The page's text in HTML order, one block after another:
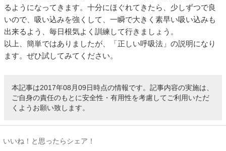
るようになってきます。十分にほぐれてきたら、少しずつで良
いので、吸い込みを強くして、一瞬で大きく素早い吸い込みも
出来るよう、毎日根気よく訓練して行きましょう。
以上、簡単ではありましたが、「正しい呼吸法」の説明になり
ます。ぜひ試してみてください。
本記事は2017年08月09日時点の情報です。記事内容の実施は、
ご自身の責任のもとに安全性・有用性を考慮してご利用いただ
くようお願い致します。
いいね！と思ったらシェア！